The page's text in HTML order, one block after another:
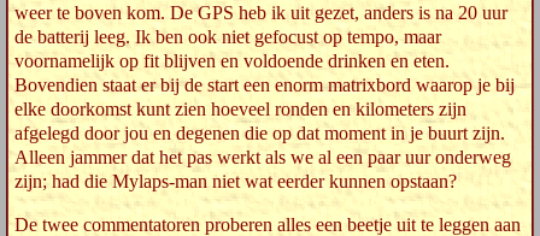
weer te boven kom. De GPS heb ik uit gezet, anders is na 20 uur
de batterij leeg. Ik ben ook niet gefocust op tempo, maar
voornamelijk op fit blijven en voldoende drinken en eten.
Bovendien staat er bij de start een enorm matrixbord waarop je bij
elke doorkomst kunt zien hoeveel ronden en kilometers zijn
afgelegd door jou en degenen die op dat moment in je buurt zijn.
Alleen jammer dat het pas werkt als we al een paar uur onderweg
zijn; had die Mylaps-man niet wat eerder kunnen opstaan?
De twee commentatoren proberen alles een beetje uit te leggen aan